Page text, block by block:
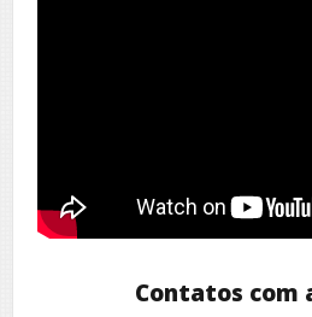
Contatos com